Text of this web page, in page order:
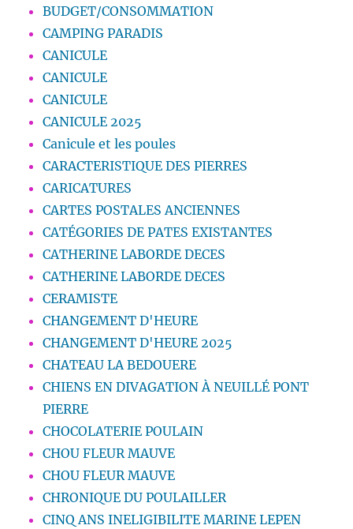
BUDGET/CONSOMMATION
CAMPING PARADIS
CANICULE
CANICULE
CANICULE
CANICULE 2025
Canicule et les poules
CARACTERISTIQUE DES PIERRES
CARICATURES
CARTES POSTALES ANCIENNES
CATÉGORIES DE PATES EXISTANTES
CATHERINE LABORDE DECES
CATHERINE LABORDE DECES
CERAMISTE
CHANGEMENT D'HEURE
CHANGEMENT D'HEURE 2025
CHATEAU LA BEDOUERE
CHIENS EN DIVAGATION À NEUILLÉ PONT
PIERRE
CHOCOLATERIE POULAIN
CHOU FLEUR MAUVE
CHOU FLEUR MAUVE
CHRONIQUE DU POULAILLER
CINQ ANS INELIGIBILITE MARINE LEPEN